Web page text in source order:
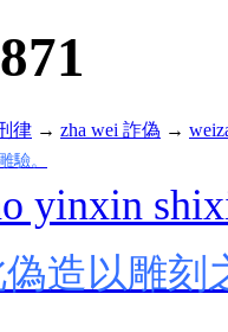
律 → zha wei 詐偽 →
驗。
yinxin
偽造以雕刻